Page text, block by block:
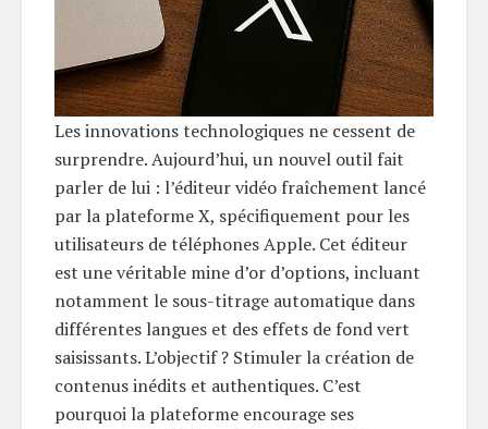
Les innovations technologiques ne cessent de
surprendre. Aujourd’hui, un nouvel outil fait
parler de lui : l’éditeur vidéo fraîchement lancé
par la plateforme X, spécifiquement pour les
utilisateurs de téléphones Apple. Cet éditeur
est une véritable mine d’or d’options, incluant
notamment le sous-titrage automatique dans
différentes langues et des effets de fond vert
saisissants. L’objectif ? Stimuler la création de
contenus inédits et authentiques. C’est
pourquoi la plateforme encourage ses